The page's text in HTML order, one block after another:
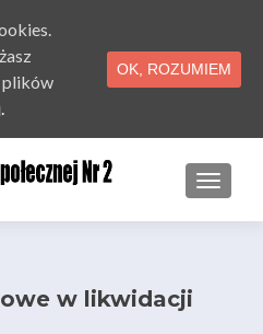
w likwidacji
plików
OK, ROZUMIEM